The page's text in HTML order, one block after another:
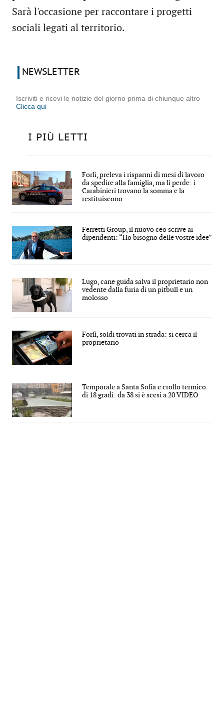
Sarà l'occasione per raccontare i progetti
sociali legati al territorio.
NEWSLETTER
Iscriviti e ricevi le notizie del giorno prima di chiunque altro
Clicca qui
I PIÙ LETTI
Forlì, preleva i risparmi di mesi di lavoro
da spedire alla famiglia, ma li perde: i
Carabinieri trovano la somma e la
restituiscono
Ferretti Group, il nuovo ceo scrive ai
dipendenti: “Ho bisogno delle vostre idee”
Lugo, cane guida salva il proprietario non
vedente dalla furia di un pitbull e un
molosso
Forlì, soldi trovati in strada: si cerca il
proprietario
Temporale a Santa Sofia e crollo termico
di 18 gradi: da 38 si è scesi a 20 VIDEO